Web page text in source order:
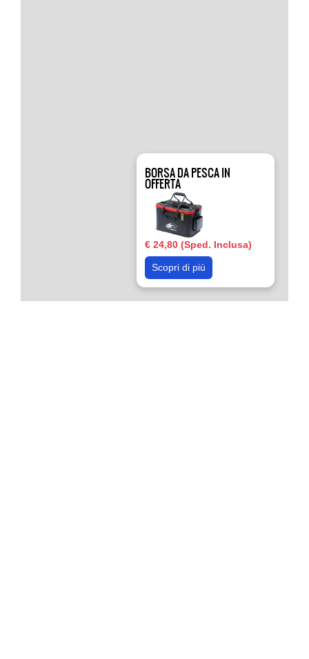
BORSA DA PESCA IN
OFFERTA
€ 24,80 (Sped. Inclusa)
Scopri di più